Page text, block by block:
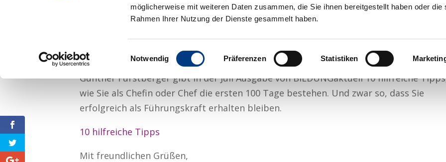
möglicherweise mit weiteren Daten zusammen, die Sie ihnen bereitgestellt haben oder die
Rahmen Ihrer Nutzung der Dienste gesammelt haben.
Einwilligungsauswahl
Notwendig Präferenzen Statistiken
Erst Mitarbeiter, dann Chef
Jul 17, 2014|Laterale Führung,Leadership Tipps,Lerneffektivität,Training Insights
Gunther Fürstberger gibt in der Juli Ausgabe von BILDUNGaktuell 10 hilfreiche
wie Sie als Chefin oder Chef die ersten 100 Tage bestehen. Und zwar so, dass Sie
erfolgreich als Führungskraft erhalten bleiben.
10 hilfreiche Tipps
Mit freundlichen Grüßen,